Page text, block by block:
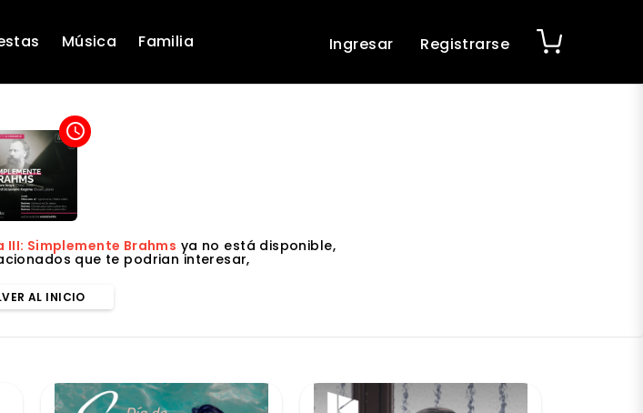
Música Familia Ingresar Registrarse
access_time
III: Simplemente Brahms ya no está disponible,
que te podrian interesar,
AL INICIO